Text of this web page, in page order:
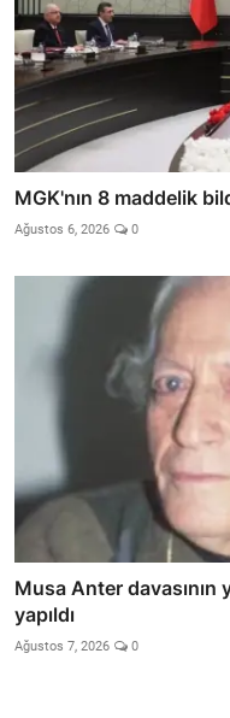
MGK'nın 8 maddelik
Ağustos 6, 2026 0
Musa Anter davasının
yapıldı
Ağustos 7, 2026 0